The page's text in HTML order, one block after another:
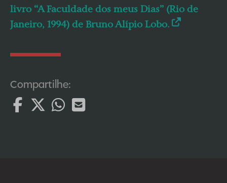
livro “A Faculdade dos meus Dias” (Rio de
Janeiro, 1994) de Bruno Alípio Lobo.
Compartilhe: